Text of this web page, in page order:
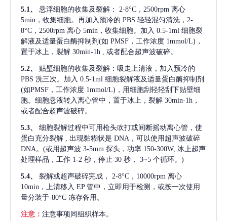
5.1、 悬浮细胞的收集及裂解：
2-8°C，2500rpm 离心
5min，收集细胞。再加入预冷的 PBS 轻轻混匀清洗，2-
8°C，2500rpm 离心 5min，收集细胞。加入 0.5-1ml 细胞裂
解液及适量蛋白酶抑制剂(如 PMSF，工作浓度 1mmol/L)，
置于冰上，裂解 30min-1h , 或者配合超声波破碎。
5.2、
贴壁细胞的收集及裂解：吸走上清液，加入预冷的
PBS 洗三次。加入 0.5-1ml 细胞裂解液及适量蛋白酶抑制剂
(如PMSF，工作浓度 1mmol/L)，用细胞刮轻轻刮下贴壁细
胞。细胞悬液转入离心管中，置于冰上，裂解 30min-1h，
或者配合超声波破碎。
5.3、
细胞裂解过程中可用枪头吹打或间断摇动离心管，使
蛋白充分裂解
, 出现黏糊状是 DNA，可以使用超声波破碎
DNA。(或用超声波 3-5mm 探头，功率 150-300W, 冰上超声
处理样品，工作 1-2 秒，停止 30 秒， 3~5 个循环。)
5.4、 裂解或超声破碎完成，
2-8°C，10000rpm 离心
10min，上清移入 EP 管中，立即用于检测，或按一次使用
量分装于-80°C 冻存备用。
注意： 注意事项同组织样本。